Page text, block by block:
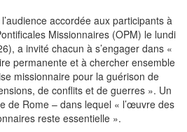
accordée aux participants à
Missionnaires (OPM) le lundi
a invité chacun à s’engager dans «
permanente et à chercher ensemble
missionnaire pour la guérison de
de conflits et de guerres ». Un
de Rome – dans lequel « l’œuvre des
reste essentielle ».